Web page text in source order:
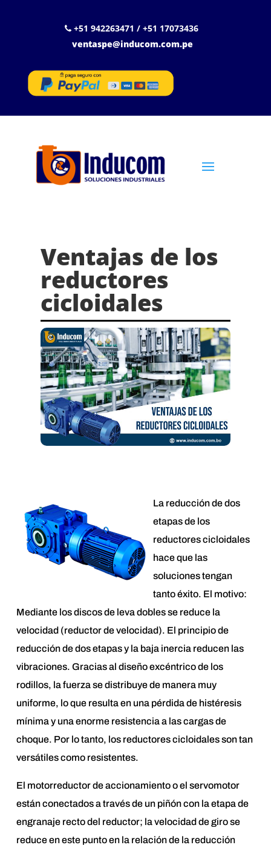
+51 942263471 / +51 17073436
ventaspe@inducom.com.pe
Ventajas de los
reductores
cicloidales
La reducción de dos
etapas de los
reductores cicloidales
hace que las
soluciones tengan
tanto éxito. El motivo:
Mediante los discos de leva dobles se reduce la
velocidad (reductor de velocidad). El principio de
reducción de dos etapas y la baja inercia reducen las
vibraciones. Gracias al diseño excéntrico de los
rodillos, la fuerza se distribuye de manera muy
uniforme, lo que resulta en una pérdida de histéresis
mínima y una enorme resistencia a las cargas de
choque. Por lo tanto, los reductores cicloidales son tan
versátiles como resistentes.
El motorreductor de accionamiento o el servomotor
están conectados a través de un piñón con la etapa de
engranaje recto del reductor; la velocidad de giro se
reduce en este punto en la relación de la reducción